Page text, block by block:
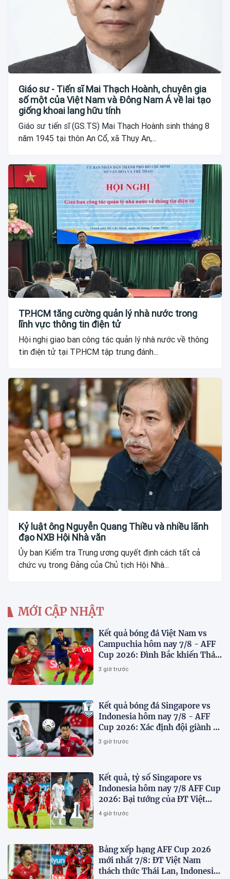
Giáo sư - Tiến sĩ Mai Thạch Hoành, chuyên gia
số một của Việt Nam và Đông Nam Á về lai tạo
giống khoai lang hữu tính
Giáo sư tiến sĩ (GS.TS) Mai Thạch Hoành sinh tháng 8
năm 1945 tại thôn An Cổ, xã Thụy An,...
TP.HCM tăng cường quản lý nhà nước trong
lĩnh vực thông tin điện tử
Hội nghị giao ban công tác quản lý nhà nước về thông
tin điện tử tại TP.HCM tập trung đánh...
Kỷ luật ông Nguyễn Quang Thiều và nhiều lãnh
đạo NXB Hội Nhà văn
Ủy ban Kiểm tra Trung ương quyết định cách tất cả
chức vụ trong Đảng của Chủ tịch Hội Nhà...
MỚI CẬP NHẬT
Kết quả bóng đá Việt Nam vs
Campuchia hôm nay 7/8 - AFF
Cup 2026: Đình Bắc khiến Thái
Lan run sợ
3 giờ trước
Kết quả bóng đá Singapore vs
Indonesia hôm nay 7/8 - AFF
Cup 2026: Xác định đội giành vé
Bán kết
3 giờ trước
Kết quả, tỷ số Singapore vs
Indonesia hôm nay 7/8 AFF Cup
2026: Bại tướng của ĐT Việt
nam dừng bước sớm
4 giờ trước
Bảng xếp hạng AFF Cup 2026
mới nhất 7/8: ĐT Việt Nam
thách thức Thái Lan, Indonesia